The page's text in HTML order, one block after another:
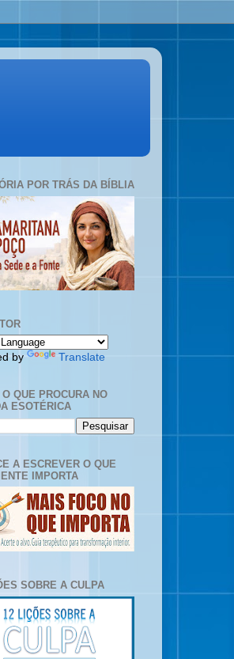
POR TRÁS DA BÍBLIA
by Translate
O QUE PROCURA NO
ESOTÉRICA
A ESCREVER O QUE
IMPORTA
SOBRE A CULPA